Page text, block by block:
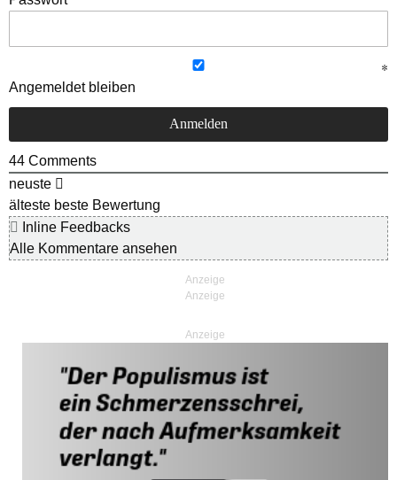
Angemeldet bleiben
44 Comments
neuste
älteste beste Bewertung
Inline Feedbacks
Alle Kommentare ansehen
Anzeige